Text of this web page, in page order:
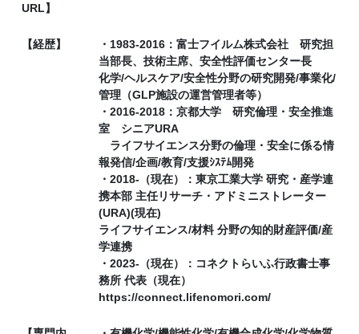
URL】
【経歴】
・1983-2016：富士フイルム株式会社 研究担
当部長、技術主席、安全性評価センター長
化学/ヘルスケア/安全性分野の研究開発/事業化/
管理（GLP施設の運営管理者等）
・2016-2018：京都大学 研究倫理・安全推進
室 シニアURA
ライフサイエンス分野の倫理・安全に係る情
報発信/企画/教育/支援ｼｽﾃﾑ開発
・2018-（現在）：東京工業大学 研究・産学連
携本部 主任リサーチ・アドミニストレーター
(URA)(現在)
ライフサイエンス/材料 分野の知的財産評価/産
学連携
・2023-（現在）：コネクトらいふ行政書士事
務所 代表（現在）
https://connect.lifenomori.com/